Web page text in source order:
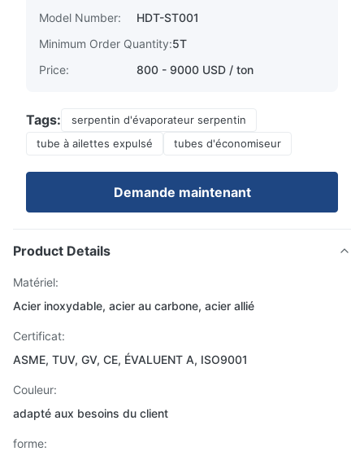
Model Number:
HDT-ST001
Minimum Order Quantity:5T
Price:
800 - 9000 USD / ton
Tags:
serpentin d'évaporateur serpentin
tube à ailettes expulsé
tubes d'économiseur
Demande maintenant
Product Details
Matériel:
Acier inoxydable, acier au carbone, acier allié
Certificat:
ASME, TUV, GV, CE, ÉVALUENT A, ISO9001
Couleur:
adapté aux besoins du client
forme: